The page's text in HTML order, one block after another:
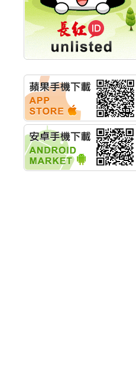
量
秀育企業:秀育SHO-U儲
能系統 獲國內首張CNS
認證
聯博投信:聯博00404A
從容擁抱台股主流
華旭先進:代重要子公司
碩通散熱股份有限公司
公告董事會通過發言人
及代理發
華旭先進:代重要子公司
碩通散熱股份有限公司
公告董事會決議發行員
工認股權
華旭先進:代重要子公司
碩通散熱股份有限公司